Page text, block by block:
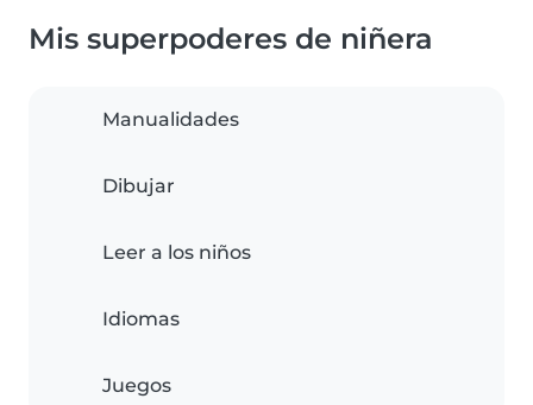
Mis superpoderes de niñera
Manualidades
Dibujar
Leer a los niños
Idiomas
Juegos